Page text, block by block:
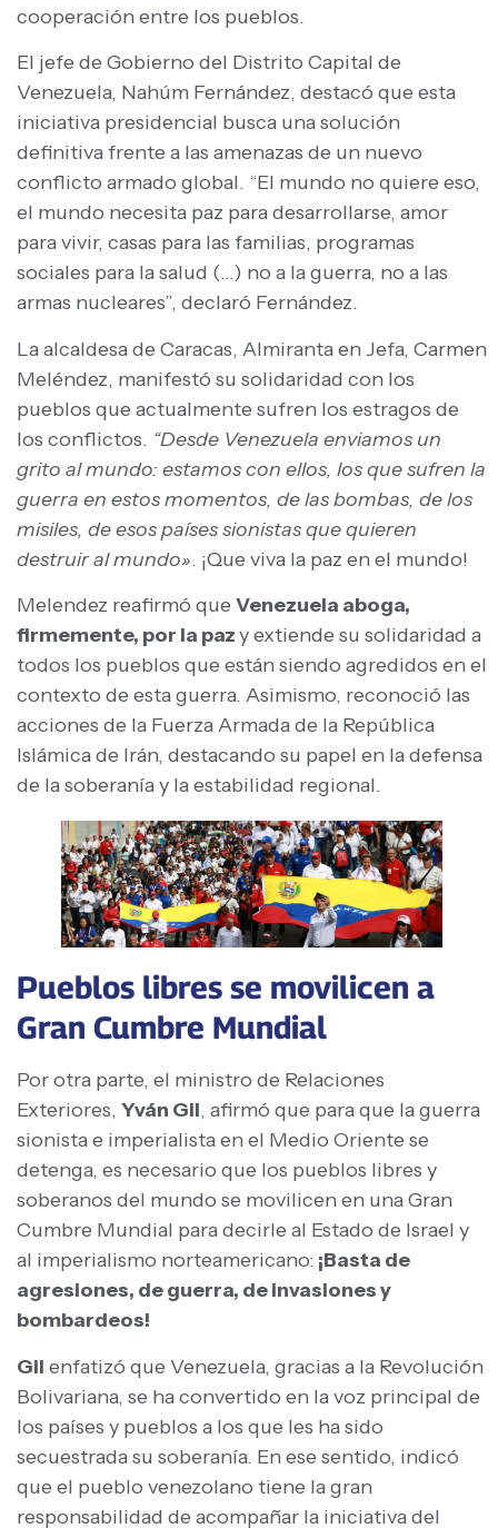
cooperación entre los pueblos.
El jefe de Gobierno del Distrito Capital de
Venezuela, Nahúm Fernández, destacó que esta
iniciativa presidencial busca una solución
definitiva frente a las amenazas de un nuevo
conflicto armado global. “El mundo no quiere eso,
el mundo necesita paz para desarrollarse, amor
para vivir, casas para las familias, programas
sociales para la salud (…) no a la guerra, no a las
armas nucleares”, declaró Fernández.
La alcaldesa de Caracas, Almiranta en Jefa, Carmen
Meléndez, manifestó su solidaridad con los
pueblos que actualmente sufren los estragos de
los conflictos. “Desde Venezuela enviamos un
grito al mundo: estamos con ellos, los que sufren la
guerra en estos momentos, de las bombas, de los
misiles, de esos países sionistas que quieren
destruir al mundo». ¡Que viva la paz en el mundo!
Melendez reafirmó que Venezuela aboga,
firmemente, por la pazy extiende su solidaridad a
todos los pueblos que están siendo agredidos en el
contexto de esta guerra. Asimismo, reconoció las
acciones de la Fuerza Armada de la República
Islámica de Irán, destacando su papel en la defensa
de la soberanía y la estabilidad regional.
Pueblos libres se movilicen a
Gran Cumbre Mundial
Por otra parte, el ministro de Relaciones
Exteriores, Yván Gil, afirmó que para que la guerra
sionista e imperialista en el Medio Oriente se
detenga, es necesario que los pueblos libres y
soberanos del mundo se movilicen en una Gran
Cumbre Mundial para decirle al Estado de Israel y
al imperialismo norteamericano: ¡Basta de
agresiones, de guerra, de invasiones y
bombardeos!
Gil enfatizó que Venezuela, gracias a la Revolución
Bolivariana, se ha convertido en la voz principal de
los países y pueblos a los que les ha sido
secuestrada su soberanía. En ese sentido, indicó
que el pueblo venezolano tiene la gran
responsabilidad de acompañar la iniciativa del